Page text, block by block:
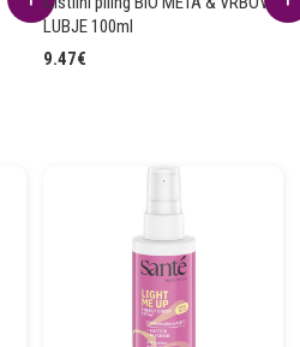
LUBJE 100ml
9.47€